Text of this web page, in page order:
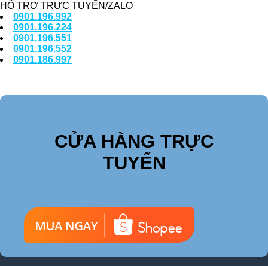
HỖ TRỢ TRỰC TUYẾN/ZALO
0901.196.992
0901.196.224
0901.196.551
0901.196.552
0901.186.997
CỬA HÀNG TRỰC
TUYẾN